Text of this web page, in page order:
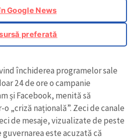
Google News
preferată
închiderea programelor sale
24 de ore o campanie
și Facebook, menită să
„criză națională”. Zeci de canale
de mesaje, vizualizate de peste
guvernarea este acuzată că